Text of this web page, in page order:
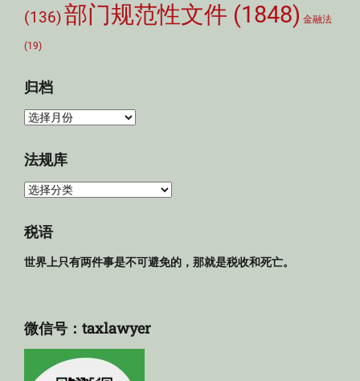
(136)部门规范性文件 (1848) 金融法
(19)
归档
归
法规库
法
库
税语
世界上只有两件事是不可避免的，那就是税收和死亡。
微信号：taxlawyer